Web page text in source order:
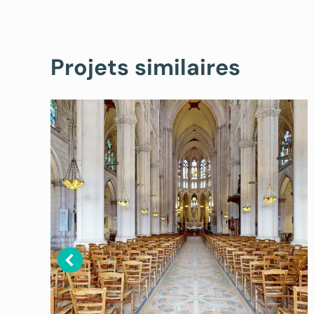
Projets similaires